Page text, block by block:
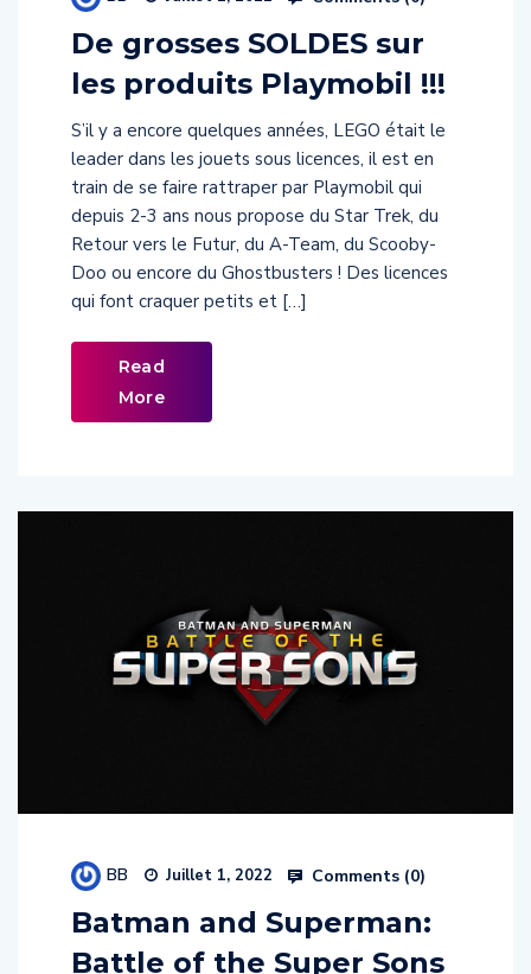
De grosses SOLDES sur
les produits Playmobil !!!
S’il y a encore quelques années, LEGO était le
leader dans les jouets sous licences, il est en
train de se faire rattraper par Playmobil qui
depuis 2-3 ans nous propose du Star Trek, du
Retour vers le Futur, du A-Team, du Scooby-
Doo ou encore du Ghostbusters ! Des licences
qui font craquer petits et […]
Read
More
Batman and Superman:
Battle of the Super Sons